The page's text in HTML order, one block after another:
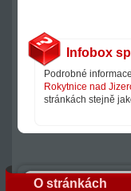
Infobox
Podrobné
Rokytnice nad
stránkách stejně
O stránkách